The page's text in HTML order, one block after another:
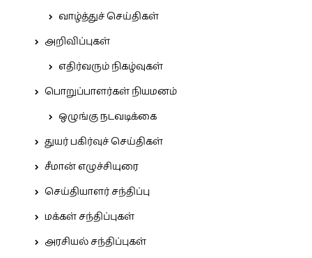
வாழ்த்துச் செய்திகள்
அறிவிப்புகள்
எதிர்வரும் நிகழ்வுகள்
பொறுப்பாளர்கள் நியமனம்
ஒழுங்கு நடவடிக்கை
துயர் பகிர்வுச் செய்திகள்
சீமான் எழுச்சியுரை
செய்தியாளர் சந்திப்பு
மக்கள் சந்திப்புகள்
அரசியல் சந்திப்புகள்